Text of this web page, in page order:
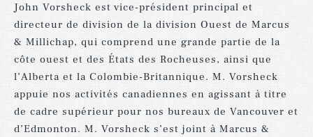
John Vorsheck est vice-président principal et
directeur de division de la division Ouest de Marcus
& Millichap, qui comprend une grande partie de la
côte ouest et des États des Rocheuses, ainsi que
l’Alberta et la Colombie-Britannique. M. Vorsheck
appuie nos activités canadiennes en agissant à titre
de cadre supérieur pour nos bureaux de Vancouver et
d’Edmonton. M. Vorsheck s’est joint à Marcus &